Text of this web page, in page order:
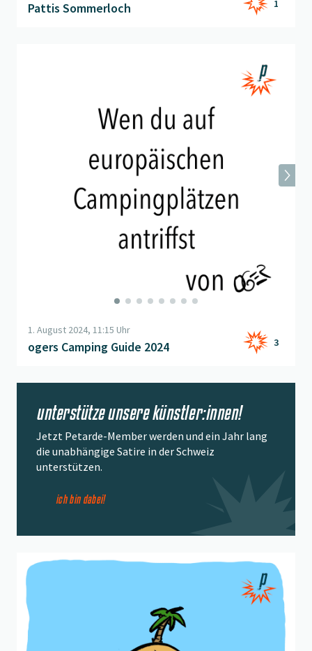
Pattis Sommerloch 1
1. August 2024, 11:15 Uhr
ogers Camping Guide 2024 3
unterstütze unsere künstler:innen!
Jetzt Petarde-Member werden und ein Jahr lang
die unabhängige Satire in der Schweiz
unterstützen.
ich bin dabei!
Beitrag "Hier strandet sichs gerne" öffnen